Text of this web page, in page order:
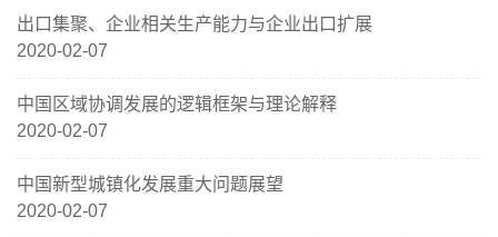
出口集聚、企业相关生产能力与企业出口扩展
2020-02-07
中国区域协调发展的逻辑框架与理论解释
2020-02-07
中国新型城镇化发展重大问题展望
2020-02-07